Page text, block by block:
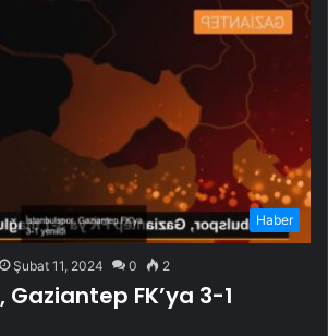
Haber
Şubat 11, 2024 0 2
FK’ya 3-1